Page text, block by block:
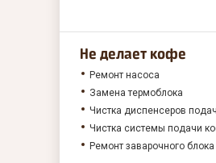
Не делает кофе
Ремонт насоса
Замена термоблока
Чистка диспенсеров
Чистка системы подачи
Ремонт заварочного блока